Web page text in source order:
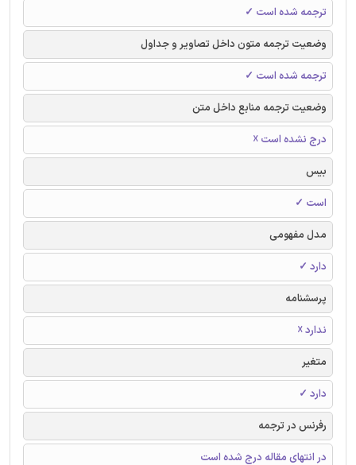
ترجمه شده است ✓
وضعیت ترجمه متون داخل تصاویر و جداول
ترجمه شده است ✓
وضعیت ترجمه منابع داخل متن
درج نشده است ☓
بیس
است ✓
مدل مفهومی
دارد ✓
پرسشنامه
ندارد ☓
متغیر
دارد ✓
رفرنس در ترجمه
در انتهای مقاله درج شده است